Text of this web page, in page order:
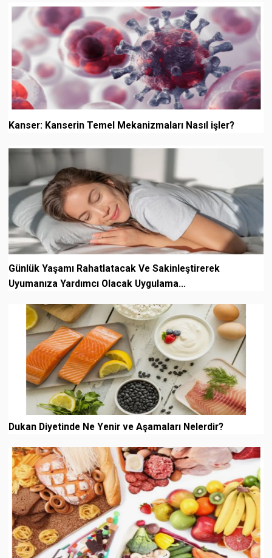
Kanser: Kanserin Temel Mekanizmaları Nasıl işler?
Günlük Yaşamı Rahatlatacak Ve Sakinleştirerek
Uyumanıza Yardımcı Olacak Uygulama...
Dukan Diyetinde Ne Yenir ve Aşamaları Nelerdir?